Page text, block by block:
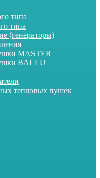
типа
типа
(генераторы)
MASTER
BALLU
тепловых пушек